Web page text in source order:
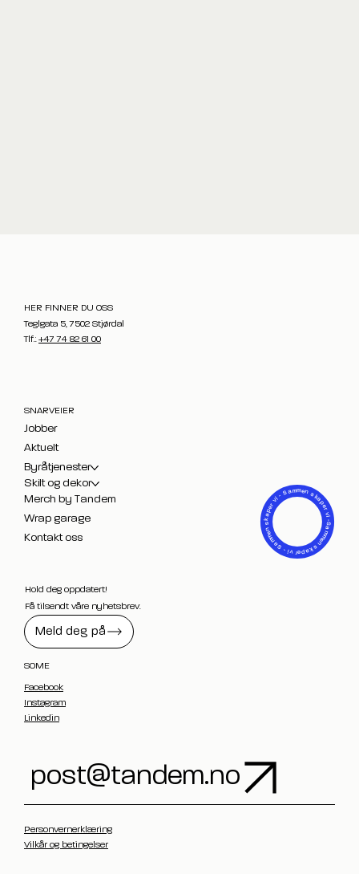
HER FINNER DU OSS
Teglgata 5, 7502 Stjørdal
Tlf.:+47 74 82 61 00
SOME
Facebook
Instagram
Linkedin
SNARVEIER
Jobber
Aktuelt
Byråtjenester
Skilt og dekor
Merch by Tandem
Wrap garage
Kontakt oss
Sammen skaper vi - Sammen skaper vi
- Sammen skaper vi -
Hold deg oppdatert!
Få tilsendt våre nyhetsbrev.
Meld deg på
post@tandem.no
Personvernerklæring
Vilkår og betingelser